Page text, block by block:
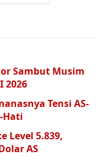
Sambut Musim
2026
Tensi AS-
Hati
Level 5.839,
AS